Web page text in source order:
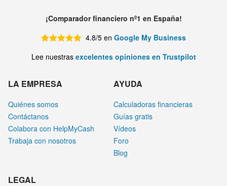
¡Comparador financiero nº1 en España!
4.8/5 en Google My Business
Lee nuestras excelentes opiniones en Trustpilot
LA EMPRESA
Quiénes somos
Contáctanos
Colabora con HelpMyCash
Trabaja con nosotros
AYUDA
Calculadoras financieras
Guías gratis
Vídeos
Foro
Blog
LEGAL